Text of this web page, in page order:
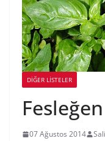
DIĞER LISTELER
07 Ağustos 2014